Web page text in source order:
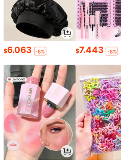
$6.063 -8% $7.443 -8%